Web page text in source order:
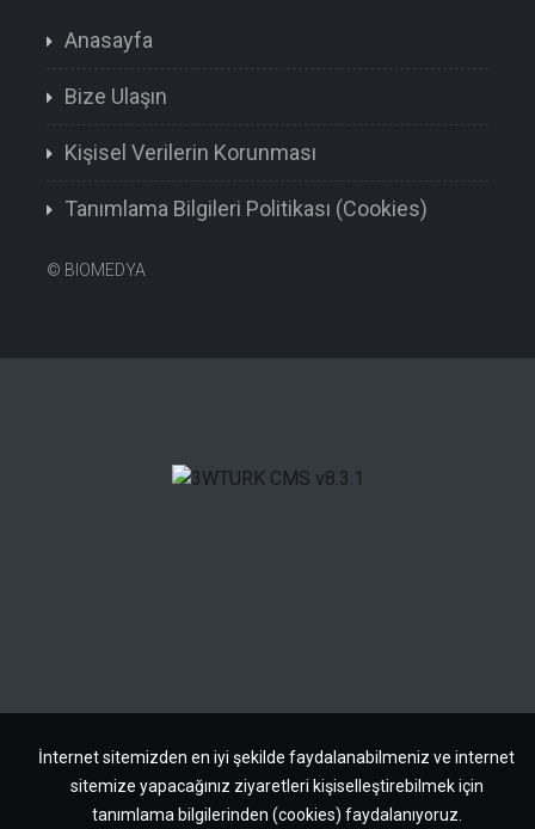
İnternet sitemizden en iyi şekilde faydalanabilmeniz ve internet
sitemize yapacağınız ziyaretleri kişiselleştirebilmek için
tanımlama bilgilerinden (cookies) faydalanıyoruz.
Anasayfa
Bize Ulaşın
Kişisel Verilerin Korunması
Tanımlama Bilgileri Politikası (Cookies)
© BIOMEDYA